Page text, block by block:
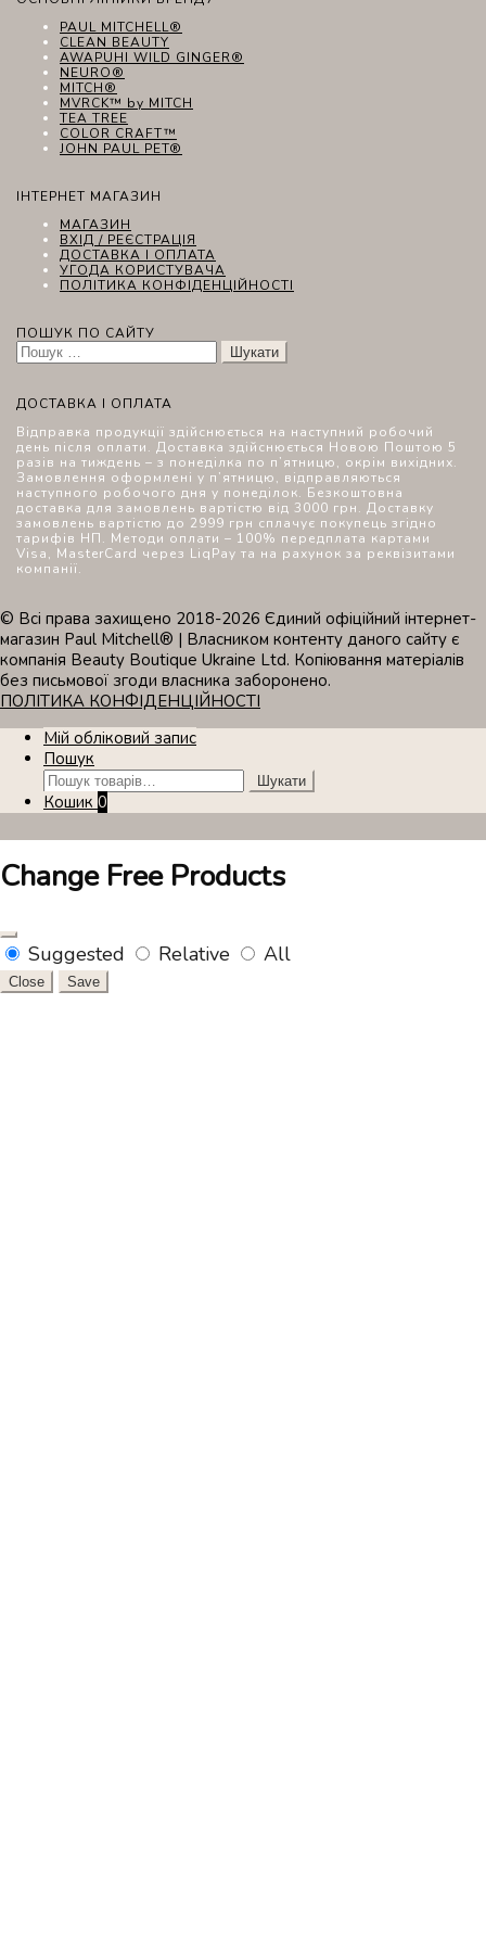
PAUL MITCHELL®
CLEAN BEAUTY
AWAPUHI WILD GINGER®
NEURO®
MITCH®
MVRCK™ by MITCH
TEA TREE
COLOR CRAFT™
JOHN PAUL PET®
ІНТЕРНЕТ МАГАЗИН
МАГАЗИН
ВХІД / РЕЄСТРАЦІЯ
ДОСТАВКА І ОПЛАТА
УГОДА КОРИСТУВАЧА
ПОЛІТИКА КОНФІДЕНЦІЙНОСТІ
ПОШУК ПО САЙТУ
Пошук:
ДОСТАВКА І ОПЛАТА
Відправка продукції здійснюється на наступний робочий
день після оплати. Доставка здійснюється Новою Поштою 5
разів на тиждень – з понеділка по п’ятницю, окрім вихідних.
Замовлення оформлені у п’ятницю, відправляються
наступного робочого дня у понеділок. Безкоштовна
доставка для замовлень вартістю від 3000 грн. Доставку
замовлень вартістю до 2999 грн сплачує покупець згідно
тарифів НП. Методи оплати – 100% передплата картами
Visa, MasterCard через LiqPay та на рахунок за реквізитами
компанії.
© Всі права захищено 2018-2026 Єдиний офіційний інтернет-
магазин Paul Mitchell® | Власником контенту даного сайту є
компанія Beauty Boutique Ukraine Ltd. Копіювання матеріалів
без письмової згоди власника заборонено.
ПОЛІТИКА КОНФІДЕНЦІЙНОСТІ
Мій обліковий запис
Пошук
Шукати:
Шукати
Кошик 0
Change Free Products
Suggested Relative All
Close Save